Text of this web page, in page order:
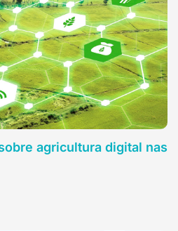
agricultura digital nas